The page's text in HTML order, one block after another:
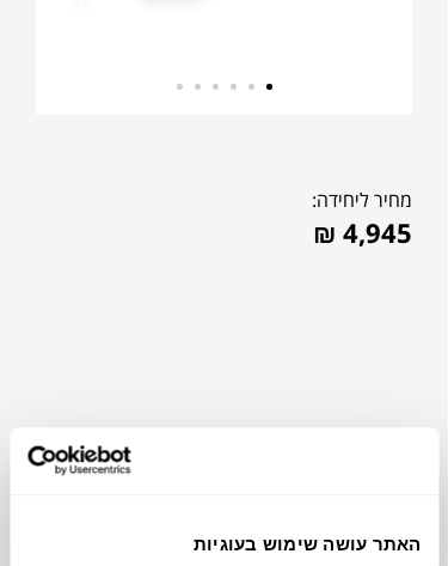
האתר עושה שימוש בעוגיות
מחיר ליחידה:
₪ 4,945
להדמיית AI Design